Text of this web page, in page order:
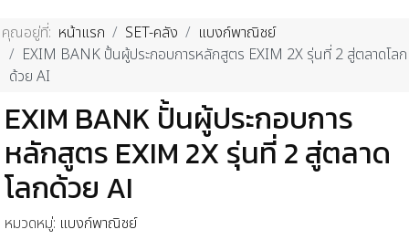
คุณอยู่ที่: หน้าแรก SET-คลัง
แบงก์พาณิชย์
EXIM BANK ปั้นผู้ประกอบการหลักสูตร EXIM 2X รุ่นที่ 2 สู่ตลาดโลก
ด้วย AI
EXIM BANK ปั้นผู้ประกอบการ
หลักสูตร EXIM 2X รุ่นที่ 2 สู่ตลาด
โลกด้วย AI
หมวดหมู่: แบงก์พาณิชย์